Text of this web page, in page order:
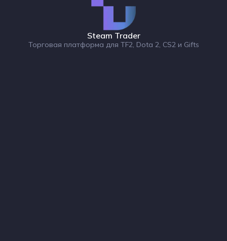
Steam Trader
Торговая платформа для TF2, Dota 2, CS2 и Gifts